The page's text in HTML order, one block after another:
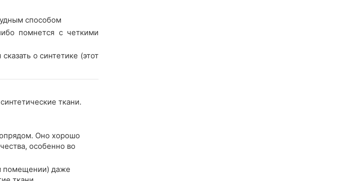
способом
помнется с четкими
о синтетике (этот
ткани.
Оно хорошо
особенно во
помещении) даже